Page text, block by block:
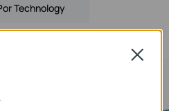
Technology
Close